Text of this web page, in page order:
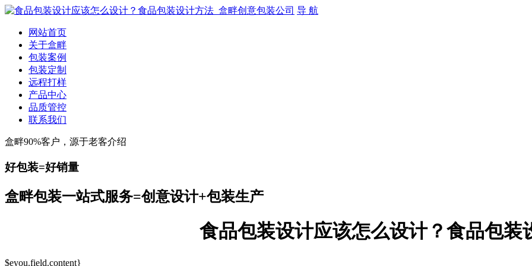
导 航
网站首页
关于盒畔
包装案例
包装定制
远程打样
产品中心
品质管控
联系我们
盒畔90%客户，源于老客介绍
好包装=好销量
盒畔包装一站式服务=创意设计+包装生产
食品包装设计应该怎么设计？食品包装
$eyou.field.content}